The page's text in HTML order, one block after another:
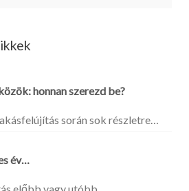
honnan szerezd be?
során sok részletre…
év…
előbb vagy utóbb…